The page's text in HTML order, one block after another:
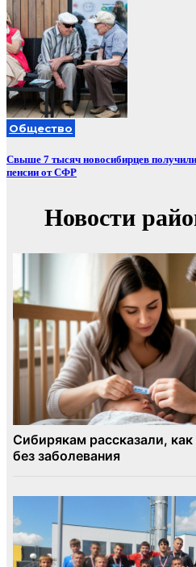
Общество
Свыше 7 тысяч новосибирцев
пенсии от СФР